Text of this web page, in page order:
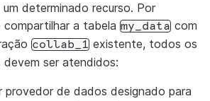
determinado recurso. Por
a tabela my_data com
collab_1 existente, todos os
devem ser atendidos:
provedor de dados designado para